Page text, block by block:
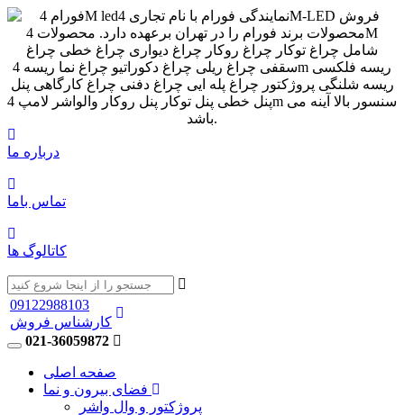
درباره ما
تماس باما
کاتالوگ ها
09122988103
کارشناس فروش
021-36059872
صفحه اصلی
پروژکتور و وال واشر